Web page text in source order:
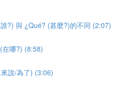
?) 與 ¿Qué? (甚麼?)的不同 (2:07)
在哪?) (8:58)
說/為了) (3:06)